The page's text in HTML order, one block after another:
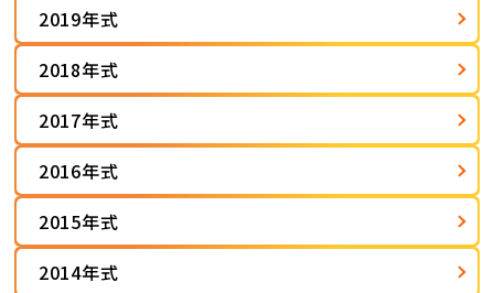
2019年式
2018年式
2017年式
2016年式
2015年式
2014年式